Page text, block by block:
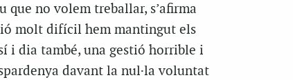
que no volem treballar, s’afirma
molt difícil hem mantingut els
i dia també, una gestió horrible i
davant la nul·la voluntat